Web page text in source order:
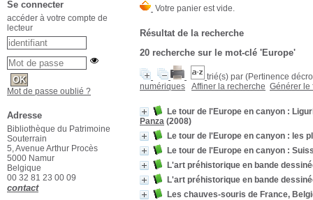
Résultat de la recherche
20 recherche sur le mot-clé 'Europe'
trié(s) par (Pertinence
numériques
Affiner la recherche Générer le
Le tour de l'Europe en canyon :
Panza (2008)
Le tour de l'Europe en canyon : les
Le tour de l'Europe en canyon :
L'art préhistorique en bande
L'art préhistorique en bande
Les chauves-souris de France,
Se connecter
accéder à votre compte de
lecteur
Mot de passe oublié ?
Adresse
Bibliothèque du Patrimoine
Souterrain
5, Avenue Arthur Procès
5000 Namur
Belgique
00 32 81 23 00 09
contact